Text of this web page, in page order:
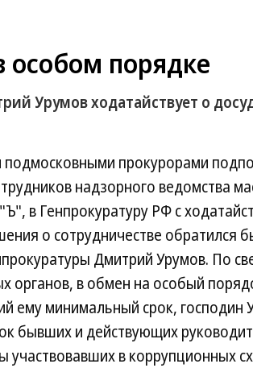
особом порядке
Урумов ходатайствует о
прокурорами
надзорного ведомства
в Генпрокуратуру РФ с
о сотрудничестве обратился
Дмитрий Урумов. По
органов, в обмен на особый
ему минимальный срок, господин
бывших и действующих
участвовавших в коррупционных